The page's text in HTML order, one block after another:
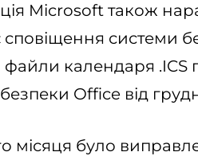
Microsoft також
сповіщення системи
файли календаря .ICS
Office від
місяця було